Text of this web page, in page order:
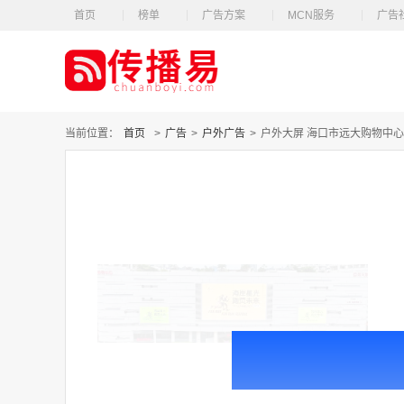
首页 榜单 广告方案 MCN服务 广告
当前位置： 首页 > 广告 > 户外广告 > 户外大屏 海口市远大购物中